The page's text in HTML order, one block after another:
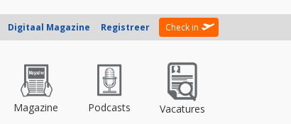
Digitaal Magazine Registreer Check in
Magazine Podcasts Vacatures